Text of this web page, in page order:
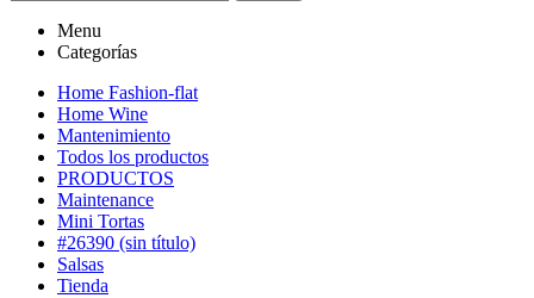
Menu
Categorías
Home Fashion-flat
Home Wine
Mantenimiento
Todos los productos
PRODUCTOS
Maintenance
Mini Tortas
#26390 (sin título)
Salsas
Tienda